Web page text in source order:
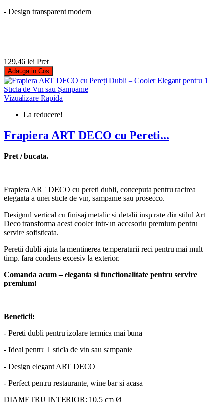
- Design transparent modern
129,46 lei Pret
Adauga in Cos
Vizualizare Rapida
La reducere!
Frapiera ART DECO cu Pereti...
Pret / bucata.
Frapiera ART DECO cu pereti dubli, conceputa pentru racirea
eleganta a unei sticle de vin, sampanie sau prosecco.
Designul vertical cu finisaj metalic si detalii inspirate din stilul Art
Deco transforma acest cooler intr-un accesoriu premium pentru
servire sofisticata.
Peretii dubli ajuta la mentinerea temperaturii reci pentru mai mult
timp, fara condens excesiv la exterior.
Comanda acum – eleganta si functionalitate pentru servire
premium!
Beneficii:
- Pereti dubli pentru izolare termica mai buna
- Ideal pentru 1 sticla de vin sau sampanie
- Design elegant ART DECO
- Perfect pentru restaurante, wine bar si acasa
DIAMETRU INTERIOR: 10.5 cm Ø